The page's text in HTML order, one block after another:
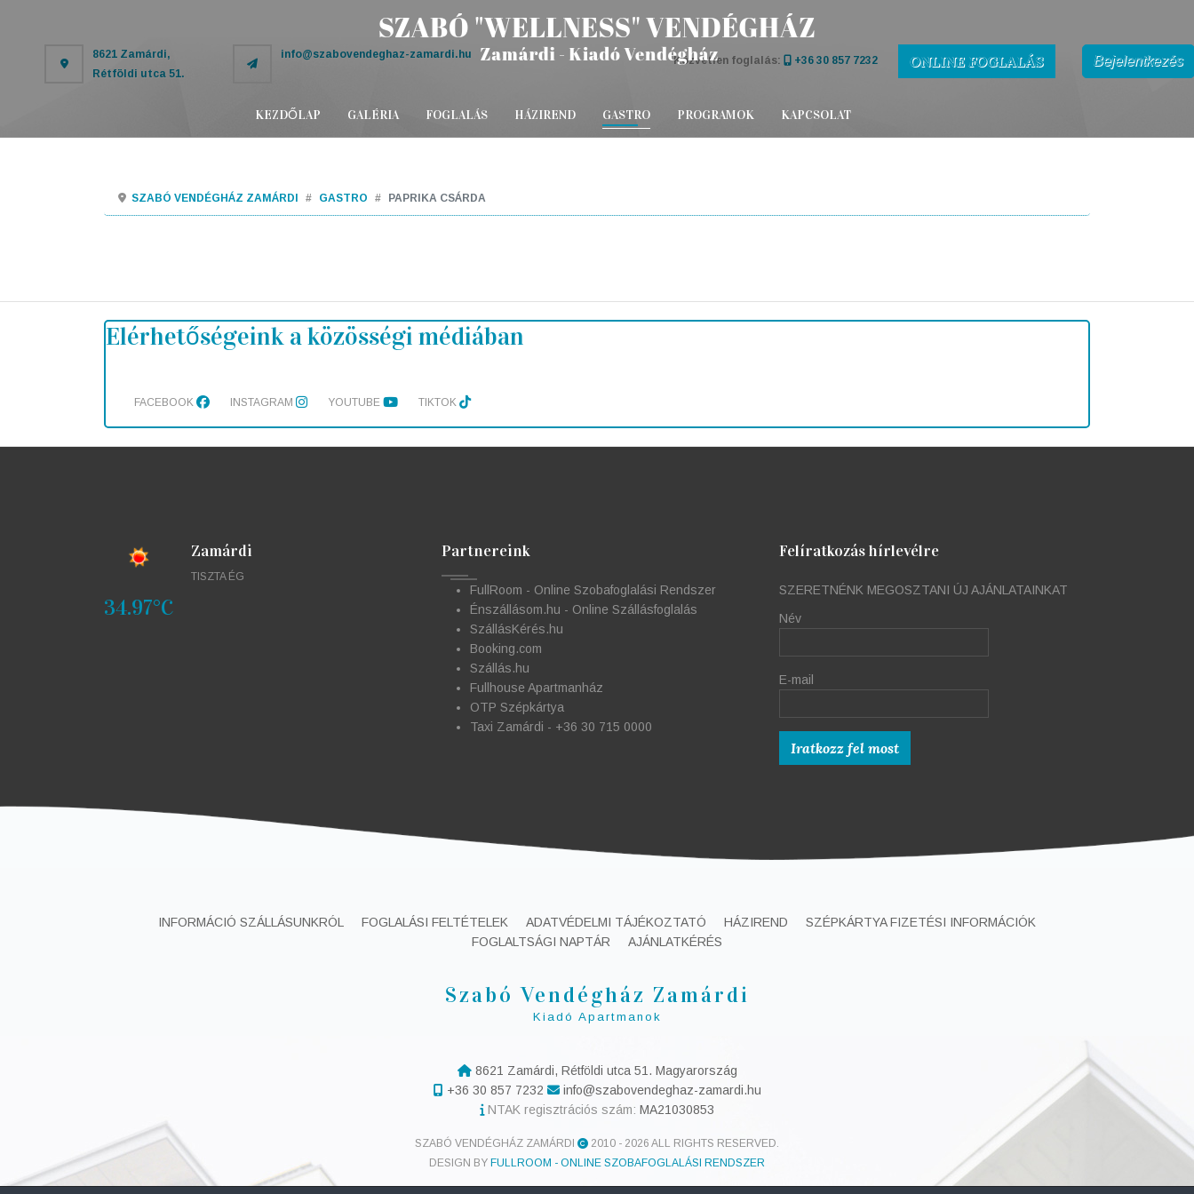
KEZDŐLAP GALÉRIA FOGLALÁS HÁZIREND GASTRO PROGRAMOK KAPCSOLAT
8621 Zamárdi,
Rétföldi utca 51.
info@szabovendeghaz-zamardi.hu
Közvetlen foglalás: +36 30 857 7232 ONLINE FOGLALÁS Bejelentkezés
SZABÓ VENDÉGHÁZ ZAMÁRDI GASTRO PAPRIKA CSÁRDA
Elérhetőségeink a közösségi médiában
FACEBOOK INSTAGRAM YOUTUBE TIKTOK
34.97°C
Zamárdi
TISZTA ÉG
Partnereink
FullRoom - Online Szobafoglalási Rendszer
Énszállásom.hu - Online Szállásfoglalás
SzállásKérés.hu
Booking.com
Szállás.hu
Fullhouse Apartmanház
OTP Szépkártya
Taxi Zamárdi - +36 30 715 0000
Felíratkozás hírlevélre
SZERETNÉNK MEGOSZTANI ÚJ AJÁNLATAINKAT
Név
E-mail
INFORMÁCIÓ SZÁLLÁSUNKRÓL FOGLALÁSI FELTÉTELEK ADATVÉDELMI TÁJÉKOZTATÓ HÁZIREND
SZÉPKÁRTYA FIZETÉSI INFORMÁCIÓK
FOGLALTSÁGI NAPTÁR
AJÁNLATKÉRÉS
Szabó Vendégház Zamárdi
Kiadó Apartmanok
8621 Zamárdi, Rétföldi utca 51. Magyarország
+36 30 857 7232
info@szabovendeghaz-zamardi.hu
NTAK regisztrációs szám: MA21030853
SZABÓ VENDÉGHÁZ ZAMÁRDI 2010 - 2026 ALL RIGHTS RESERVED.
DESIGN BY FULLROOM - ONLINE SZOBAFOGLALÁSI RENDSZER